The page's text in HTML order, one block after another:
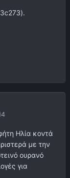
Ηλία κοντά
με την
ουρανό
για